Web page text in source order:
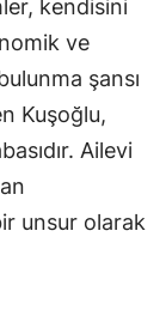
kendisini
ve
şansı
Kuşoğlu,
Ailevi
unsur olarak